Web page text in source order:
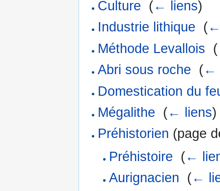
Culture (← liens)
Industrie lithique (
Méthode Levallois (
Abri sous roche (←
Domestication du
Mégalithe (← liens)
Préhistorien (page
Préhistoire (←
Aurignacien (←